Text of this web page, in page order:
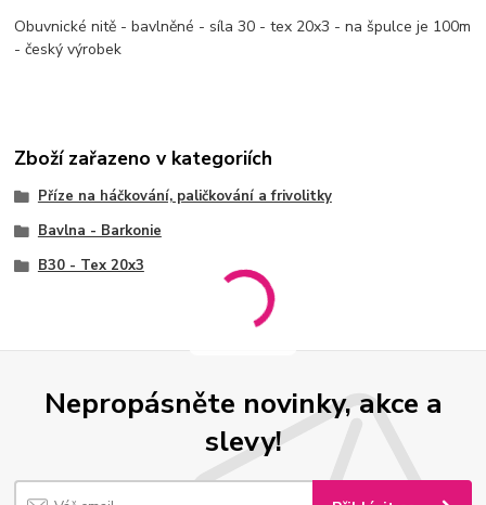
Obuvnické nitě - bavlněné - síla 30 - tex 20x3 - na špulce je 100m
- český výrobek
Zboží zařazeno v kategoriích
Příze na háčkování, paličkování a frivolitky
Bavlna - Barkonie
B30 - Tex 20x3
Nepropásněte novinky, akce a
slevy!